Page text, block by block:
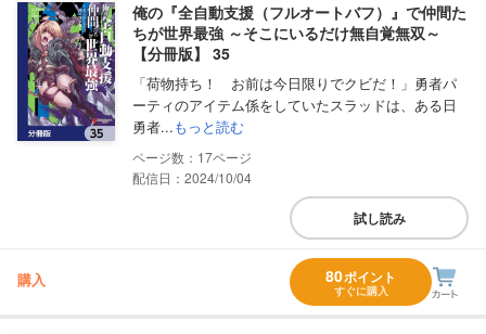
俺の『全自動支援（フルオートバフ）』で仲間た
ちが世界最強 ～そこにいるだけ無自覚無双～
【分冊版】 35
「荷物持ち！ お前は今日限りでクビだ！」勇者パ
ーティのアイテム係をしていたスラッドは、ある日
勇者...もっと読む
17
配信日：2024/10/04
試し読み
購入 80ポイント
すぐに購入